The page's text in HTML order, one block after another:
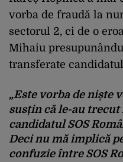
vorba de fraudă la
sectorul 2, ci de o
Mihaiu
transferate
„Este vorba de niște
susțin că le-au
candidatul SOS
Deci nu mă implică
confuzie între SOS